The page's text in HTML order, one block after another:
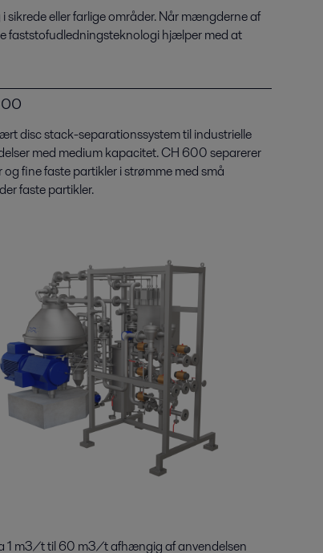
sikrede eller farlige områder. Når mængderne af
faststofudledningsteknologi hjælper med at
disc stack-separationssystem til industrielle
med medium kapacitet. CH 600 separerer
fine faste partikler i strømme med små
faste partikler.
1 m3/t til 60 m3/t afhængig af anvendelsen